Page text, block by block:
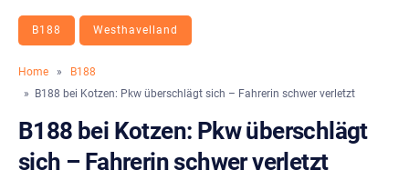
B188 Westhavelland
Home »
B188
» B188 bei Kotzen: Pkw überschlägt sich – Fahrerin schwer verletzt
B188 bei Kotzen: Pkw überschlägt
sich – Fahrerin schwer verletzt